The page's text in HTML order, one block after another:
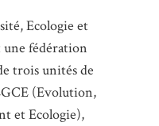
Ecologie et
fédération
trois unités de
(Evolution,
et Ecologie),